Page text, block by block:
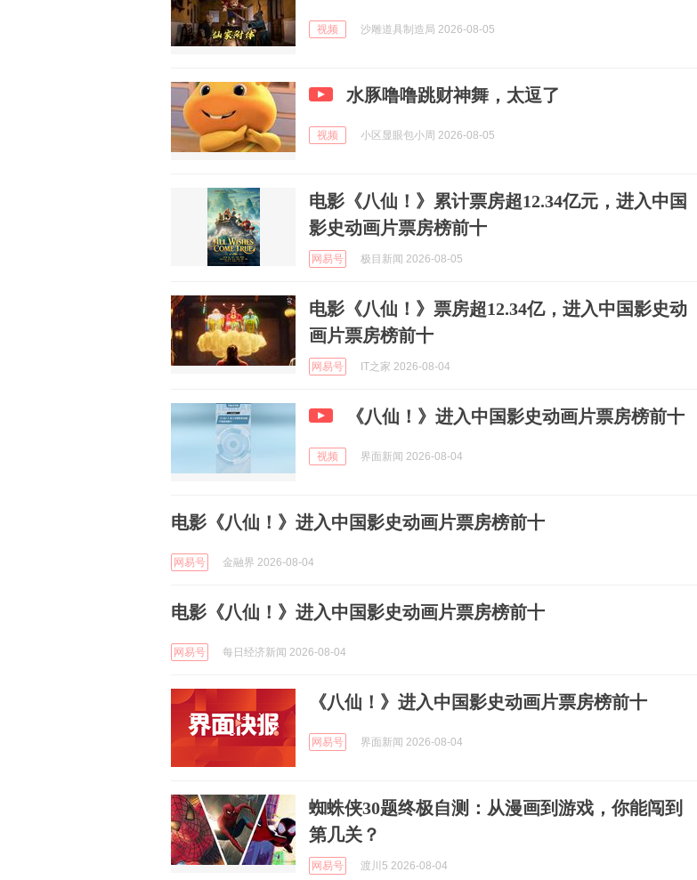
视频 沙雕道具制造局 2026-08-05
水豚噜噜跳财神舞，太逗了
视频 小区显眼包小周 2026-08-05
电影《八仙！》累计票房超12.34亿元，进入中国
影史动画片票房榜前十
网易号 极目新闻 2026-08-05
电影《八仙！》票房超12.34亿，进入中国影史动
画片票房榜前十
网易号 IT之家 2026-08-04
《八仙！》进入中国影史动画片票房榜前十
视频 界面新闻 2026-08-04
电影《八仙！》进入中国影史动画片票房榜前十
网易号 金融界 2026-08-04
电影《八仙！》进入中国影史动画片票房榜前十
网易号 每日经济新闻 2026-08-04
《八仙！》进入中国影史动画片票房榜前十
网易号 界面新闻 2026-08-04
蜘蛛侠30题终极自测：从漫画到游戏，你能闯到
第几关？
网易号 渡川5 2026-08-04